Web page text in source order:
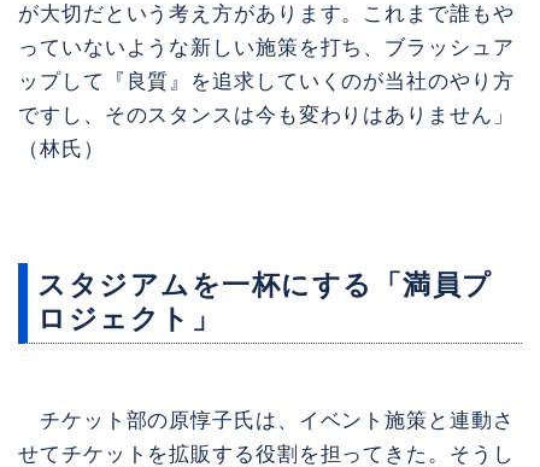
が大切だという考え方があります。これまで誰もや
っていないような新しい施策を打ち、ブラッシュア
ップして『良質』を追求していくのが当社のやり方
ですし、そのスタンスは今も変わりはありません」
（林氏）
スタジアムを一杯にする「満員プ
ロジェクト」
チケット部の原惇子氏は、イベント施策と連動さ
せてチケットを拡販する役割を担ってきた。そうし